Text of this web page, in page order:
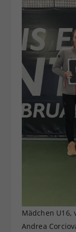
Mädchen U16,
Andrea